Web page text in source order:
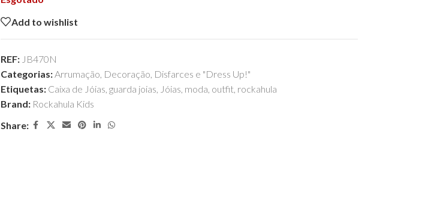
Add to wishlist
REF: JB470N
Categorias:Arrumação, Decoração, Disfarces e "Dress Up!"
Etiquetas: Caixa de Jóias, guarda joias, Jóias, moda, outfit, rockahula
Brand: Rockahula Kids
Share: